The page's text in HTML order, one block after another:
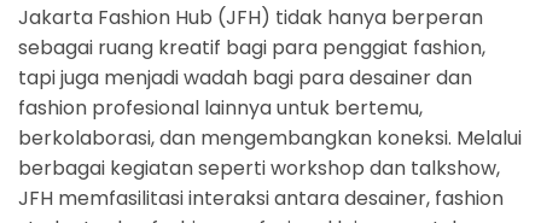
Jakarta Fashion Hub (JFH) tidak hanya berperan
sebagai ruang kreatif bagi para penggiat fashion,
tapi juga menjadi wadah bagi para desainer dan
fashion profesional lainnya untuk bertemu,
berkolaborasi, dan mengembangkan koneksi. Melalui
berbagai kegiatan seperti workshop dan talkshow,
JFH memfasilitasi interaksi antara desainer, fashion